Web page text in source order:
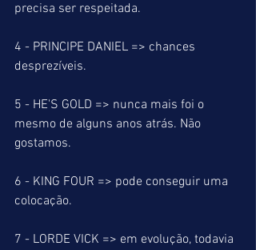
precisa ser respeitada.
4 - PRINCIPE DANIEL => chances
desprezíveis.
5 - HE'S GOLD => nunca mais foi o
mesmo de alguns anos atrás. Não
gostamos.
6 - KING FOUR => pode conseguir uma
colocação.
7 - LORDE VICK => em evolução, todavia